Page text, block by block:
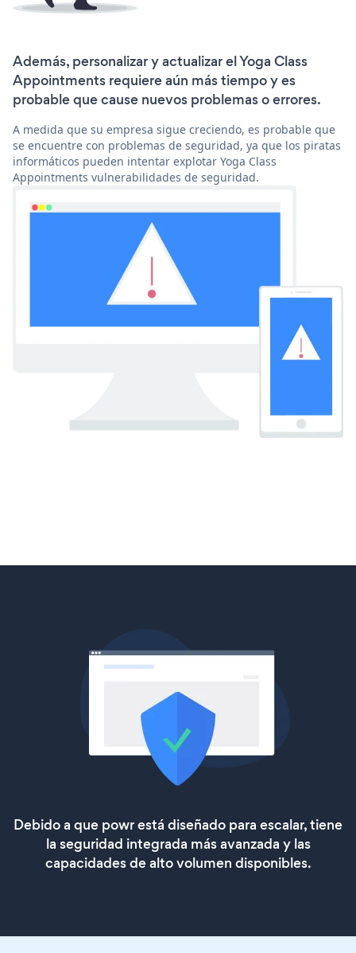
Además, personalizar y actualizar el Yoga Class
Appointments requiere aún más tiempo y es
probable que cause nuevos problemas o errores.
A medida que su empresa sigue creciendo, es probable que
se encuentre con problemas de seguridad, ya que los piratas
informáticos pueden intentar explotar Yoga Class
Appointments vulnerabilidades de seguridad.
Debido a que powr está diseñado para escalar, tiene
la seguridad integrada más avanzada y las
capacidades de alto volumen disponibles.